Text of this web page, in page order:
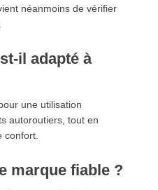
néanmoins de vérifier
il adapté à
une utilisation
autoroutiers, tout en
confort.
marque fiable ?